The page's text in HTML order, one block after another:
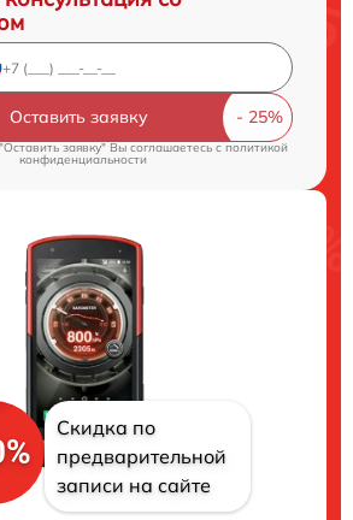
Оставить заявку
заявку" Вы соглашаетесь cполитикой
конфиденциальности
Скидка по
предварительной
записи на сайте